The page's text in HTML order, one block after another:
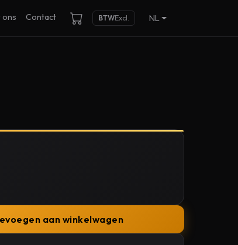
ons Contact BTWExcl. NL
aan winkelwagen